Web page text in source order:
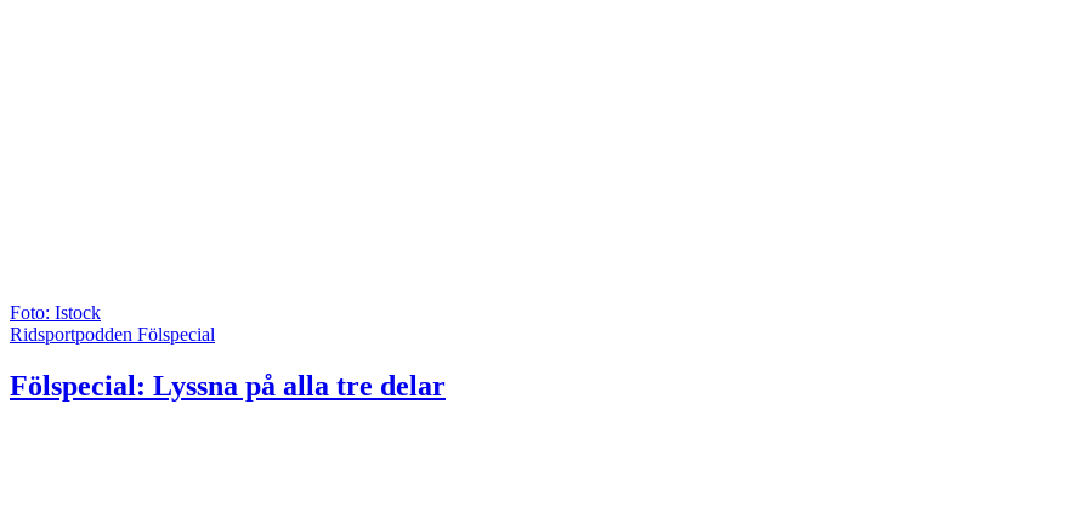
Foto: Istock
Ridsportpodden Fölspecial
Fölspecial: Lyssna på alla tre delar